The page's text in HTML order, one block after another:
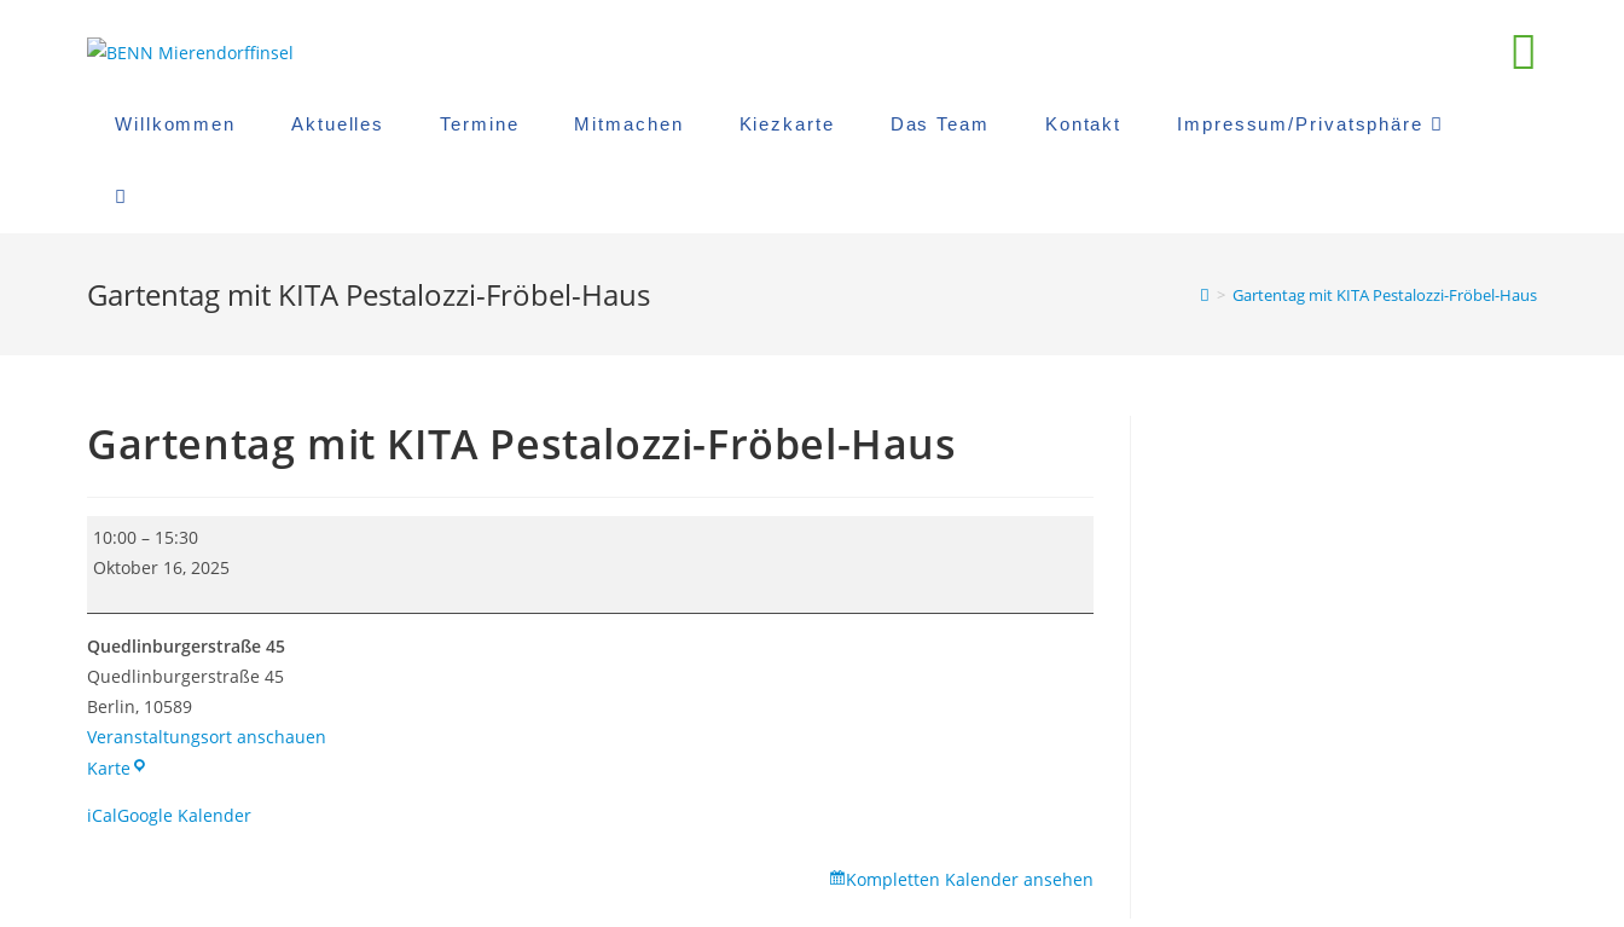
Willkommen Aktuelles Termine Mitmachen Kiezkarte Das Team Kontakt Impressum/Privatsphäre
Website-
Gartentag mit KITA Pestalozzi-Fröbel-Haus > Gartentag mit KITA Pestalozzi-Fröbel-Haus
Gartentag mit KITA Pestalozzi-Fröbel-Haus
Gartentag
mit
Pestalozzi-
Fröbel-
Haus
10:00 – 15:30
Oktober 16, 2025
Quedlinburgerstraße 45
Quedlinburgerstraße 45
Berlin, 10589
Veranstaltungsort anschauen
KarteQuedlinburgerstraße
iCalGoogle Kalender
Kompletten Kalender ansehen